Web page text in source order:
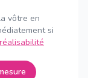
vôtre en
si